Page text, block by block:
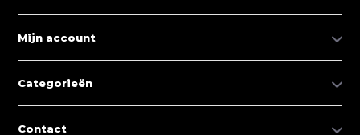
Mijn account
Categorieën
Contact